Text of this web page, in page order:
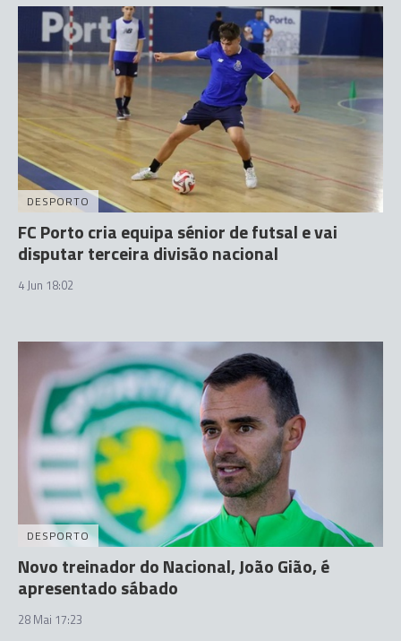
DESPORTO
FC Porto cria equipa sénior de futsal e vai
disputar terceira divisão nacional
4 Jun 18:02
DESPORTO
Novo treinador do Nacional, João Gião, é
apresentado sábado
28 Mai 17:23